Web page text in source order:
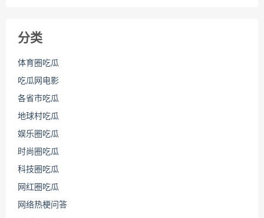
分类
体育圈吃瓜
吃瓜网电影
各省市吃瓜
地球村吃瓜
娱乐圈吃瓜
时尚圈吃瓜
科技圈吃瓜
网红圈吃瓜
网络热梗问答